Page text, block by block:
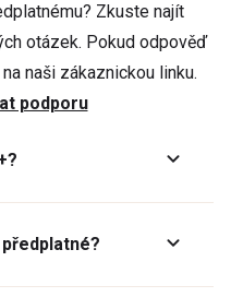
Zkuste najít
otázek. Pokud odpověď
naši zákaznickou linku.
podporu